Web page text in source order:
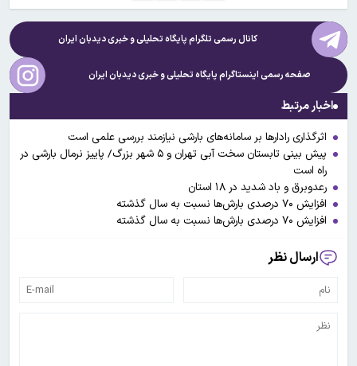
کانال رسمی تلگرام پایگاه تحلیلی و خبریدیدبان ایران
صفحه رسمی اینستاگرام پایگاه تحلیلی و خبریدیدبان ایران
اخبار مرتبط
اثرگذاری رادارها بر سامانه‌های بارشی نیازمند بررسی علمی است
پیش بینی تابستان سخت آبی تهران و ۵ شهر بزرگ/ پاییز نرمال بارشی در
راه است
رعدوبرق و باد شدید در ۱۸ استان
افزایش ۷۰ درصدی بارش‌ها نسبت به سال گذشته
افزایش ۷۰ درصدی بارش‌ها نسبت به سال گذشته
ارسال نظر